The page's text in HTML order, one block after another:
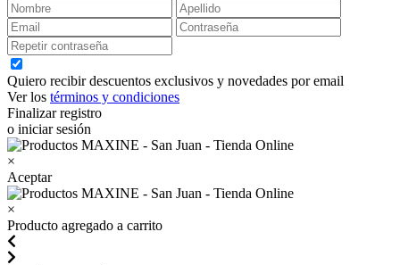
Quiero recibir descuentos exclusivos y novedades por email
Ver los términos y condiciones
Finalizar registro
o iniciar sesión
×
Aceptar
×
Producto agregado a carrito